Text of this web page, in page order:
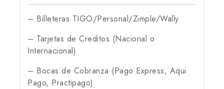
– Billeteras TIGO/Personal/Zimple/Wally
– Tarjetas de Creditos (Nacional o
Internacional)
– Bocas de Cobranza (Pago Express, Aqui
Pago, Practipago)